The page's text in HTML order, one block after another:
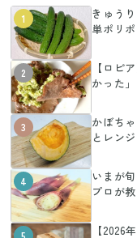
1
きゅう
単ポリ
2
【ロピ
かった
3
かぼち
とレン
4
いまが
プロが
5
【2026